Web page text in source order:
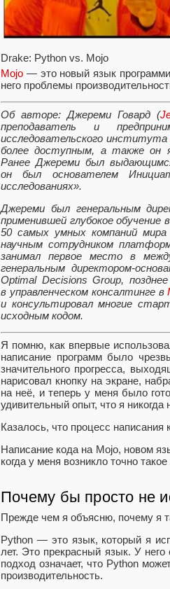
Drake: Python vs. Mojo
Mojo — это новый язык
него проблемы
Об авторе: Джереми Говард (
преподаватель и
исследовательского института
более доступным, а также он
Ранее Джереми был
он был основателем
исследованиях».
Джереми был генеральным
применившей глубокое обучение
50 самых умных компаний
научным сотрудником
занимал первое место в
генеральным
Optimal Decisions Group, позднее
в управленческом консалтинге в
и консультировал многие
исходным кодом.
Я помню, как впервые
написание программ было
значительного прогресса,
нарисовал кнопку на экране,
на неё, и теперь у меня было
удивительный опыт, что я никогда
Казалось, что процесс написания
Написание кода на Mojo, новом
когда у меня возникло точно
Почему бы просто не
Прежде чем я объясню, почему я
Python — это язык, который я
лет. Это прекрасный язык. У него
подход означает, что Python
производительность.